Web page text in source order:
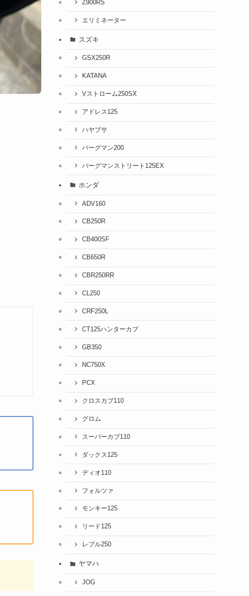
Z900RS
エリミネーター
スズキ
GSX250R
KATANA
Vストローム250SX
アドレス125
ハヤブサ
バーグマン200
バーグマンストリート125EX
ホンダ
ADV160
CB250R
CB400SF
CB650R
CBR250RR
CL250
CRF250L
CT125ハンターカブ
GB350
NC750X
PCX
クロスカブ110
グロム
スーパーカブ110
ダックス125
ディオ110
フォルツァ
モンキー125
リード125
レブル250
ヤマハ
JOG